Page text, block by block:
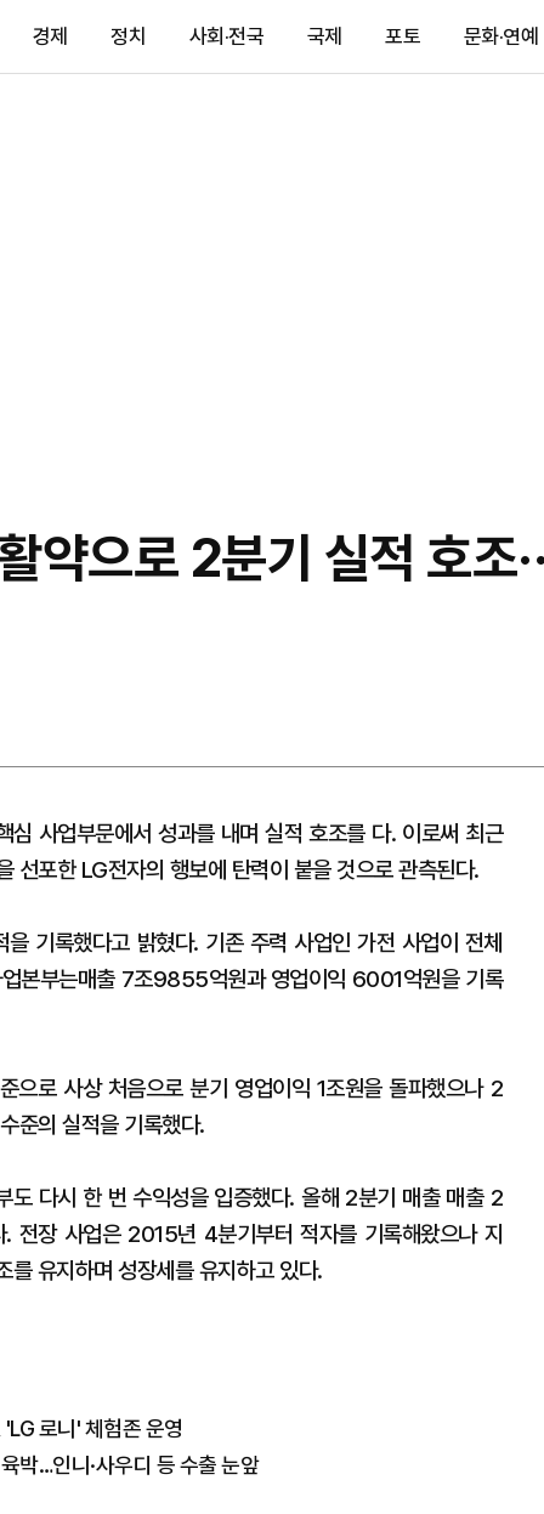
경제 정치 사회·전국 국제 포토 문화·연예
약으로 2분기 실적 호조
심 사업부문에서 성과를 내며 실적 호조를 다. 이로써 최근
선포한 LG전자의 행보에 탄력이 붙을 것으로 관측된다.
기록했다고 밝혔다. 기존 주력 사업인 가전 사업이 전체
본부는매출 7조9855억원과 영업이익 6001억원을 기록
으로 사상 처음으로 분기 영업이익 1조원을 돌파했으나 2
준의 실적을 기록했다.
다시 한 번 수익성을 입증했다. 올해 2분기 매출 매출 2
장 사업은 2015년 4분기부터 적자를 기록해왔으나 지
유지하며 성장세를 유지하고 있다.
로니' 체험존 운영
박…인니·사우디 등 수출 눈앞